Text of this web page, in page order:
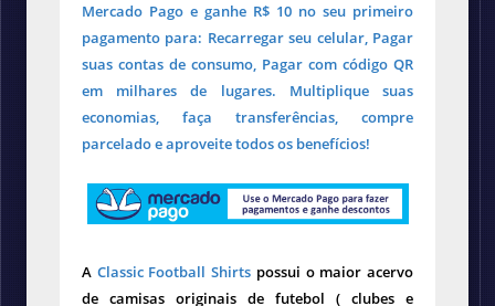
Mercado Pago e ganhe R$ 10 no seu primeiro
pagamento para: Recarregar seu celular, Pagar
suas contas de consumo, Pagar com código QR
em milhares de lugares. Multiplique suas
economias, faça transferências, compre
parcelado e aproveite todos os benefícios!
A Classic Football Shirts possui o maior acervo
de camisas originais de futebol ( clubes e